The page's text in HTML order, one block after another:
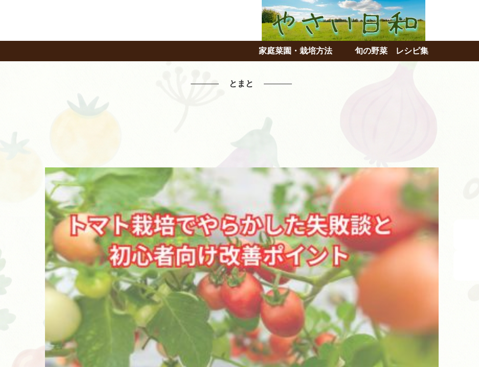
家庭菜園・栽培方法 旬の野菜 レシピ集
とまと